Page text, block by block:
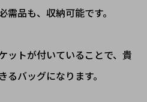
品も、収納可能です。
ットが付いていることで、貴
バッグになります。